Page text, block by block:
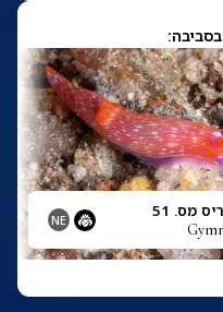
מס. 51 NE